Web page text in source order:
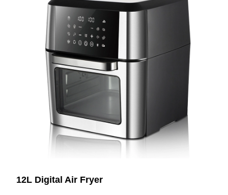
12L Digital Air Fryer